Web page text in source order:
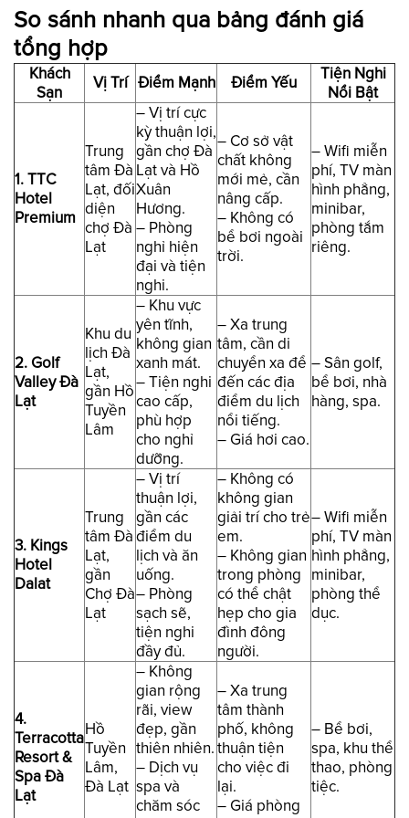
So sánh nhanh qua bảng đánh giá
tổng hợp
Khách
Sạn
Vị Trí Điểm Mạnh Điểm Yếu
Tiện Nghi
Nổi Bật
1. TTC
Hotel
Premium
Trung
tâm Đà
Lạt, đối
diện
chợ Đà
Lạt
– Vị trí cực
kỳ thuận lợi,
gần chợ Đà
Lạt và Hồ
Xuân
Hương.
– Phòng
nghỉ hiện
đại và tiện
nghi.
– Cơ sở vật
chất không
mới mẻ, cần
nâng cấp.
– Không có
bể bơi ngoài
trời.
– Wifi miễn
phí, TV màn
hình phẳng,
minibar,
phòng tắm
riêng.
2. Golf
Valley Đà
Lạt
Khu du
lịch Đà
Lạt,
gần Hồ
Tuyền
Lâm
– Khu vực
yên tĩnh,
không gian
xanh mát.
– Tiện nghi
cao cấp,
phù hợp
cho nghỉ
dưỡng.
– Xa trung
tâm, cần di
chuyển xa để
đến các địa
điểm du lịch
nổi tiếng.
– Giá hơi cao.
– Sân golf,
bể bơi, nhà
hàng, spa.
3. Kings
Hotel
Dalat
Trung
tâm Đà
Lạt,
gần
Chợ Đà
Lạt
– Vị trí
thuận lợi,
gần các
điểm du
lịch và ăn
uống.
– Phòng
sạch sẽ,
tiện nghi
đầy đủ.
– Không có
không gian
giải trí cho trẻ
em.
– Không gian
trong phòng
có thể chật
hẹp cho gia
đình đông
người.
– Wifi miễn
phí, TV màn
hình phẳng,
minibar,
phòng thể
dục.
4.
Terracotta
Resort &
Spa Đà
Lạt
Hồ
Tuyền
Lâm,
Đà Lạt
– Không
gian rộng
rãi, view
đẹp, gần
thiên nhiên.
– Dịch vụ
spa và
chăm sóc
– Xa trung
tâm thành
phố, không
thuận tiện
cho việc đi
lại.
– Giá phòng
– Bể bơi,
spa, khu thể
thao, phòng
tiệc.